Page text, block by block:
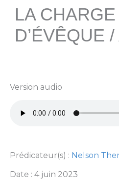
LA CHARGE
D’ÉVÊQUE
Version audio
Prédicateur(s) : Nelson
Date : 4 juin 2023